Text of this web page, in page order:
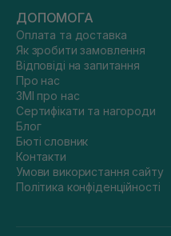
ДОПОМОГА
Оплата та доставка
Як зробити замовлення
Відповіді на запитання
Про нас
ЗМІ про нас
Сертифікати та нагороди
Блог
Бюті словник
Контакти
Умови використання сайту
Політика конфіденційності